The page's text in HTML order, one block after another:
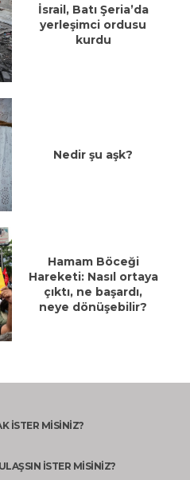
İsrail, Batı Şeria’da
yerleşimci ordusu
kurdu
Nedir şu aşk?
Hamam Böceği
Hareketi: Nasıl ortaya
çıktı, ne başardı,
neye dönüşebilir?
İSTER MİSİNİZ?
İSTER MİSİNİZ?